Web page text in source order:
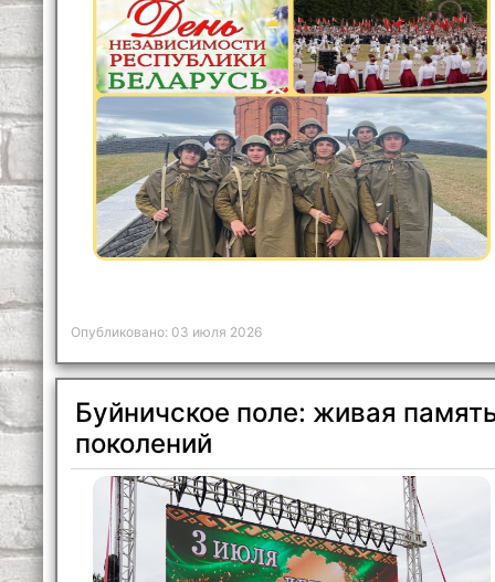
Опубликовано: 03 июля 2026
Буйничское поле: живая
поколений